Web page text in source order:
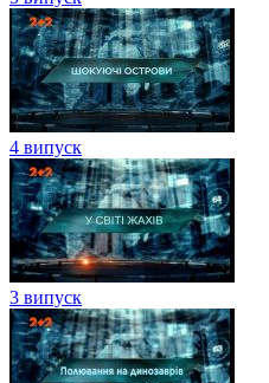
4 випуск
3 випуск